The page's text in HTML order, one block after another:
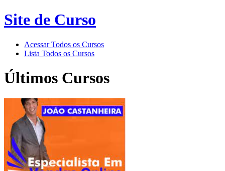
Site de Curso
Acessar Todos os Cursos
Lista Todos os Cursos
Últimos Cursos